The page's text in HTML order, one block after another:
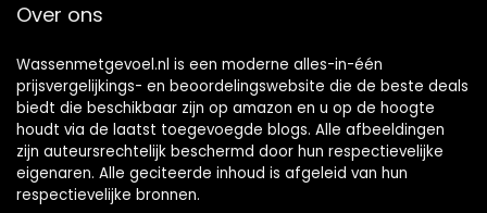
Over ons
Wassenmetgevoel.nl is een moderne alles-in-één
prijsvergelijkings- en beoordelingswebsite die de beste deals
biedt die beschikbaar zijn op amazon en u op de hoogte
houdt via de laatst toegevoegde blogs. Alle afbeeldingen
zijn auteursrechtelijk beschermd door hun respectievelijke
eigenaren. Alle geciteerde inhoud is afgeleid van hun
respectievelijke bronnen.